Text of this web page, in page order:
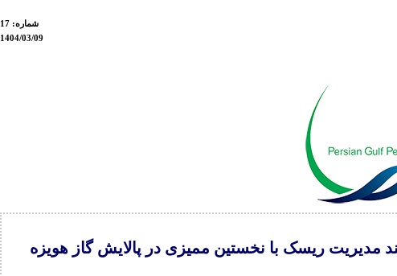
شماره: 17
1404/03/09
مدیریت ریسک با نخستین ممیزی در پالایش گاز هویزه